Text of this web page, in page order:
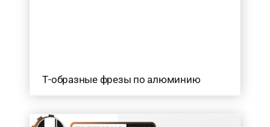
Т-образные фрезы по алюминию